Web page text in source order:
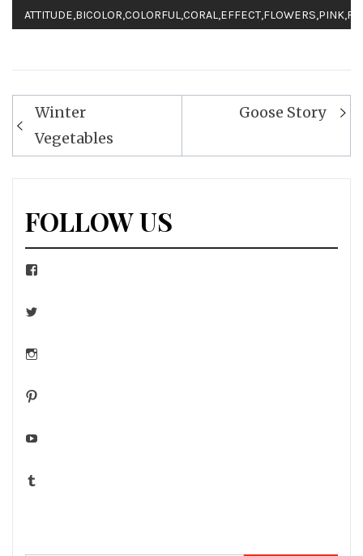
ATTITUDE,BICOLOR,COLORFUL,CORAL,EFFECT,FLOWERS,PINK,
Navigation
de
l’article
Winter
Vegetables
Goose Story
FOLLOW US
Facebook
Twitter
Instagram
Pinterest
YouTube
Tumblr